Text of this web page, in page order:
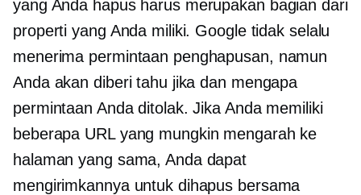
yang Anda hapus harus merupakan bagian dari
properti yang Anda miliki. Google tidak selalu
menerima permintaan penghapusan, namun
Anda akan diberi tahu jika dan mengapa
permintaan Anda ditolak. Jika Anda memiliki
beberapa URL yang mungkin mengarah ke
halaman yang sama, Anda dapat
mengirimkannya untuk dihapus bersama